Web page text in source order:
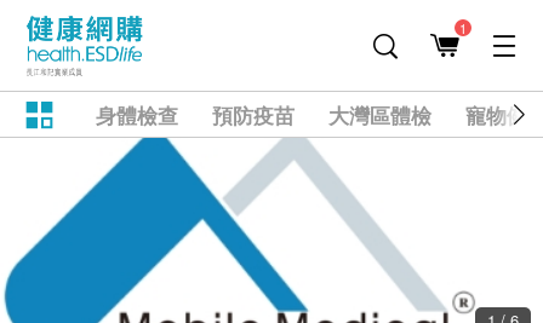
1
身體檢查 預防疫苗 大灣區體檢 寵物健